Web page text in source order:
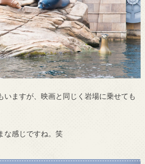
いますが、映画と同じく岩場に乗せても
な感じですね。笑